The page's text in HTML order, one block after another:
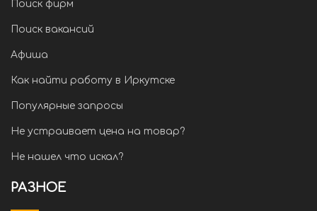
Поиск фирм
Поиск вакансий
Афиша
Как найти работу в Иркутске
Популярные запросы
Не устраивает цена на товар?
Не нашел что искал?
РАЗНОЕ